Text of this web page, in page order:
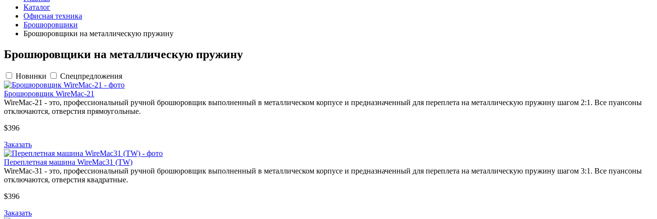
Каталог
Офисная техника
Брошюровщики
Брошюровщики на металлическую пружину
Брошюровщики на металлическую пружину
Новинки Спецпредложения
Брошюровщик WireMac-21
WireMac-21 - это, профессиональный ручной брошюровщик выполненный в металлическом корпусе и предназначенный для переплета на металлическую пружину шагом 2:1. Все пуансоны
отключаются, отверстия прямоугольные.
$396
Заказать
Переплетная машина WireMac31 (TW)
WireMac-31 - это, профессиональный ручной брошюровщик выполненный в металлическом корпусе и предназначенный для переплета на металлическую пружину шагом 3:1. Все пуансоны
отключаются, отверстия квадратные.
$396
Заказать